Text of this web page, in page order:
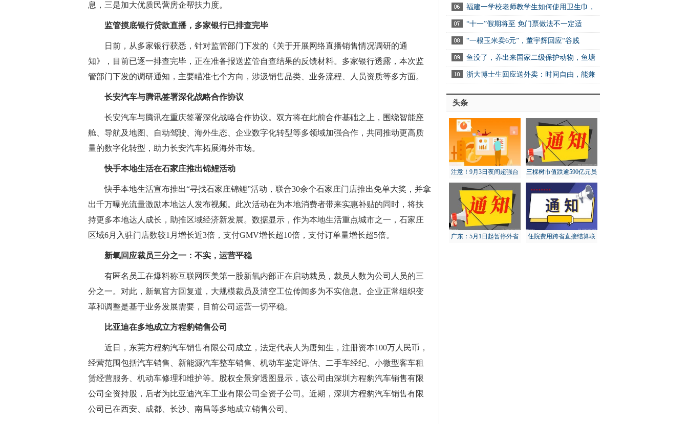
息，三是加大优质民营房企帮扶力度。
监管摸底银行贷款直播，多家银行已排查完毕
日前，从多家银行获悉，针对监管部门下发的《关于开展网络直播销售情况调研的通
知》，目前已逐一排查完毕，正在准备报送监管自查结果的反馈材料。多家银行透露，本次监
管部门下发的调研通知，主要瞄准七个方向，涉汲销售品类、业务流程、人员资质等多方面。
长安汽车与腾讯签署深化战略合作协议
长安汽车与腾讯在重庆签署深化战略合作协议。双方将在此前合作基础之上，围绕智能座
舱、导航及地图、自动驾驶、海外生态、企业数字化转型等多领域加强合作，共同推动更高质
量的数字化转型，助力长安汽车拓展海外市场。
快手本地生活在石家庄推出锦鲤活动
快手本地生活宣布推出“寻找石家庄锦鲤”活动，联合30余个石家庄门店推出免单大奖，并拿
出千万曝光流量激励本地达人发布视频。此次活动在为本地消费者带来实惠补贴的同时，将扶
持更多本地达人成长，助推区域经济新发展。数据显示，作为本地生活重点城市之一，石家庄
区域6月入驻门店数较1月增长近3倍，支付GMV增长超10倍，支付订单量增长超5倍。
新氧回应裁员三分之一：不实，运营平稳
有匿名员工在爆料称互联网医美第一股新氧内部正在启动裁员，裁员人数为公司人员的三
分之一。对此，新氧官方回复道，大规模裁员及清空工位传闻多为不实信息。企业正常组织变
革和调整是基于业务发展需要，目前公司运营一切平稳。
比亚迪在多地成立方程豹销售公司
近日，东莞方程豹汽车销售有限公司成立，法定代表人为唐知生，注册资本100万人民币，
经营范围包括汽车销售、新能源汽车整车销售、机动车鉴定评估、二手车经纪、小微型客车租
赁经营服务、机动车修理和维护等。股权全景穿透图显示，该公司由深圳方程豹汽车销售有限
公司全资持股，后者为比亚迪汽车工业有限公司全资子公司。近期，深圳方程豹汽车销售有限
公司已在西安、成都、长沙、南昌等多地成立销售公司。
福建一学校老师教学生如何使用卫生巾，
“十一”假期将至 免门票做法不一定适
“一根玉米卖6元”，董宇辉回应“谷贱
鱼没了，养出来国家二级保护动物，鱼塘
浙大博士生回应送外卖：时间自由，能兼
头条
注意！9月3日夜间超强台
风“轩岚诺”将进入东海东
南
三棵树市值跌逾590亿元员
工大比例账面浮亏
广东：5月1日起暂停外省
住院费用跨省直接结算联